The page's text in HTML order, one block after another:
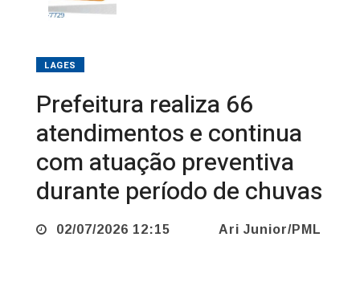
Prefeitura realiza 66
atendimentos e continua
com atuação preventiva
durante período de chuvas
02/07/2026 12:15 Ari Junior/PML